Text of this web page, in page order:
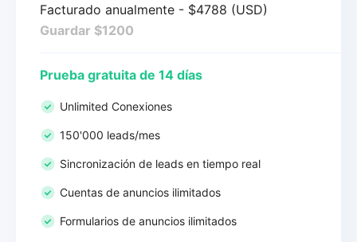
Facturado anualmente - $4788 (USD)
Guardar $1200
Prueba gratuita de 14 días
Unlimited Conexiones
150'000 leads/mes
Sincronización de leads en tiempo real
Cuentas de anuncios ilimitados
Formularios de anuncios ilimitados